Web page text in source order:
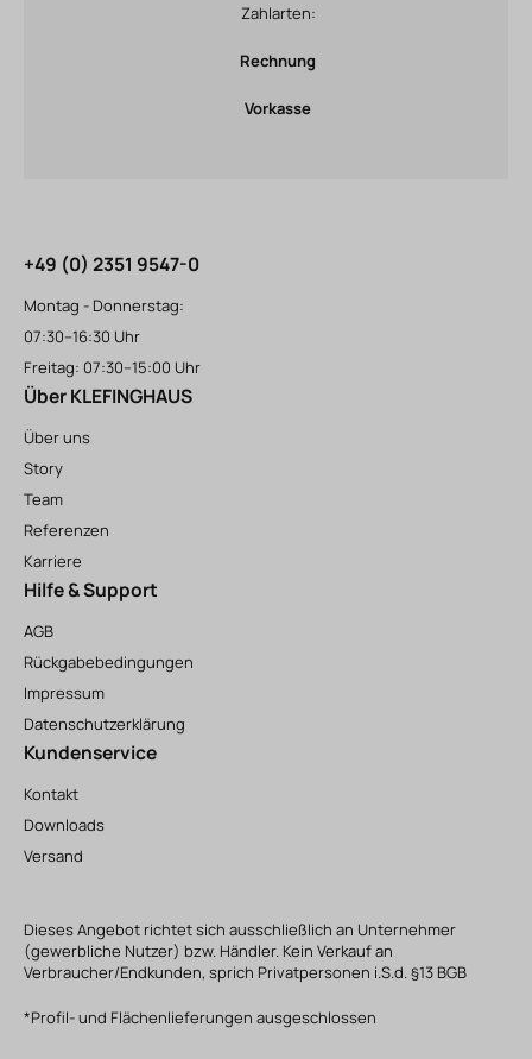
Zahlarten:
Rechnung
Vorkasse
+49 (0) 2351 9547-0
Montag - Donnerstag:
07:30–16:30 Uhr
Freitag: 07:30–15:00 Uhr
Über KLEFINGHAUS
Über uns
Story
Team
Referenzen
Karriere
Hilfe & Support
AGB
Rückgabebedingungen
Impressum
Datenschutzerklärung
Kundenservice
Kontakt
Downloads
Versand
Dieses Angebot richtet sich ausschließlich an Unternehmer
(gewerbliche Nutzer) bzw. Händler. Kein Verkauf an
Verbraucher/Endkunden, sprich Privatpersonen i.S.d. §13 BGB
*Profil- und Flächenlieferungen ausgeschlossen